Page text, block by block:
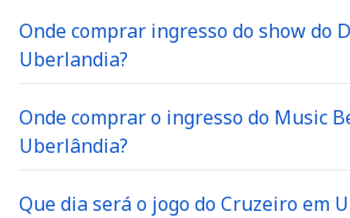
Onde comprar ingresso do show do
Uberlandia?
Onde comprar o ingresso do Music
Uberlândia?
Que dia será o jogo do Cruzeiro em